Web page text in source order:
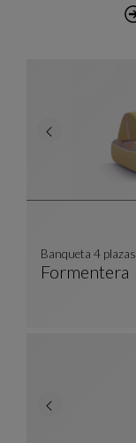
Formentera
Banqueta 4 plazas